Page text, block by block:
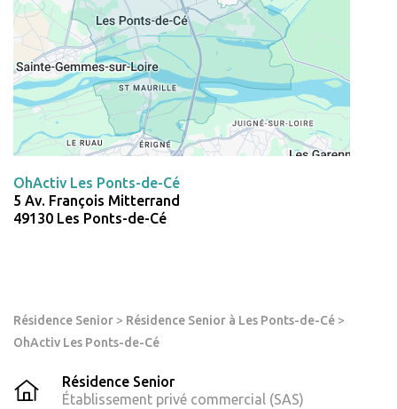
Résidence Senior > Résidence Senior à Les Ponts-de-Cé >
OhActiv Les Ponts-de-Cé
Résidence Senior
Établissement privé commercial (SAS)
OhActiv Les Ponts-de-Cé
5 Av. François Mitterrand
49130 Les Ponts-de-Cé